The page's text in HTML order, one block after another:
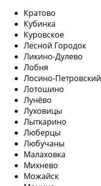
Кратово
Кубинка
Куровское
Лесной Городок
Ликино-Дулево
Лобня
Лосино-Петровский
Лотошино
Лунёво
Луховицы
Лыткарино
Люберцы
Любучаны
Малаховка
Михнево
Можайск